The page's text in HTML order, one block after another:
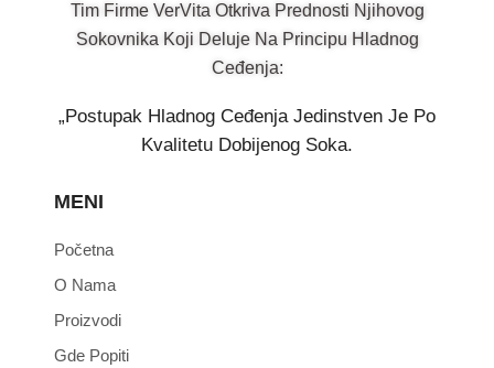
Tim Firme VerVita Otkriva Prednosti Njihovog
Sokovnika Koji Deluje Na Principu Hladnog
Ceđenja:
„Postupak Hladnog Ceđenja Jedinstven Je Po
Kvalitetu Dobijenog Soka.
MENI
Početna
O Nama
Proizvodi
Gde Popiti